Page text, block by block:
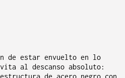
de estar envuelto en lo
al descanso absoluto:
de acero negro con